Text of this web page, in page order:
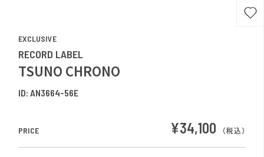
EXCLUSIVE
RECORD LABEL
TSUNO CHRONO
ID: AN3664-56E
PRICE ¥34,100 （税込）